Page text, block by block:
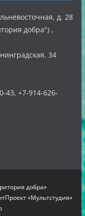
д. 28
добра") ,
34
43, +7-914-626-
добра»
Проект «Мультстудия»